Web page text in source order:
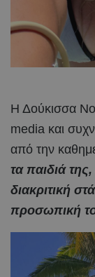
Η Δούκισσα
media και
από την
τα παιδιά
διακριτική
προσωπική